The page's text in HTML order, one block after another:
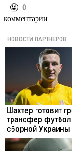
️🤬 0
комментарии